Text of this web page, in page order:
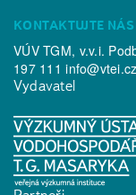
KONTAKTUJTE NÁS
VÚV TGM, v.v.i.
197 111info@vtei.cz
Vydavatel